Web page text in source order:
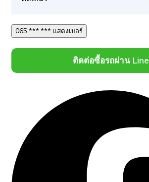
065 *** *** แสดงเบอร์
ติดต่อซื้อรถผ่าน Line